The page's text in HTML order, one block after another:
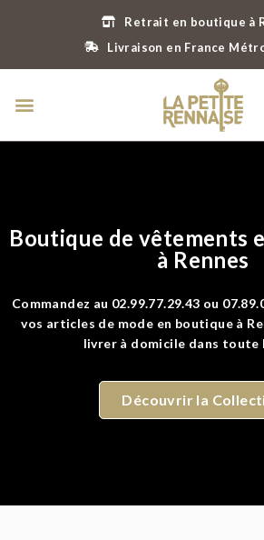
Retrait en boutique à
Livraison en France
Boutique de vêtements
à Rennes
Commandez au 02.99.77.29.43 ou
vos articles de mode en boutique à
livrer à domicile dans toute
Découvrir la